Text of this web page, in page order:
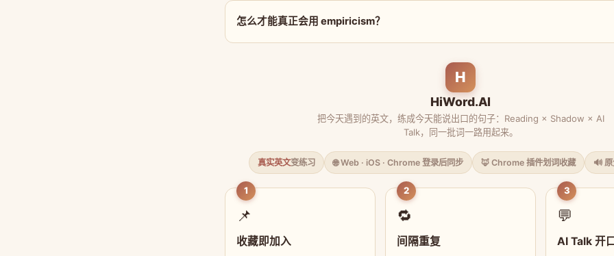
怎么才能真正会用 empiricism？
H
HiWord.AI
把今天遇到的英文，练成今天能说出口的句子：Reading × Shadow × AI
Talk，同一批词一路用起来。
真实英文变练习 🌐 Web · iOS · Chrome 登录后同步 🦊 Chrome 插件划词收藏 🔊
1
📌
收藏即加入
2
🔁
间隔重复
3
💬
AI Talk 开